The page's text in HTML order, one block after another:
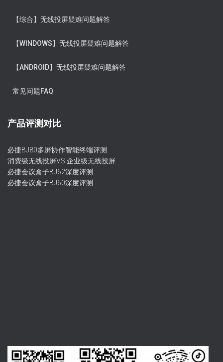
【综合】无线投屏疑难问题解答
【WINDOWS】无线投屏疑难问题解答
【ANDROID】无线投屏疑难问题解答
常见问题FAQ
产品评测对比
必捷BJ80多屏协作智能终端评测
消费级无线投屏VS 企业级无线投屏
必捷会议盒子BJ62深度评测
必捷会议盒子BJ60深度评测